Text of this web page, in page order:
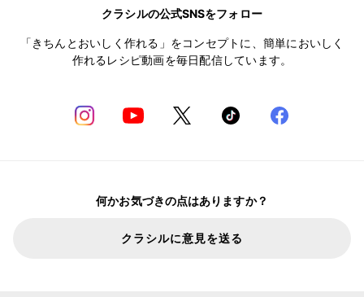
クラシルの公式SNSをフォロー
「きちんとおいしく作れる」をコンセプトに、簡単においしく
作れるレシピ動画を毎日配信しています。
何かお気づきの点はありますか？
クラシルに意見を送る